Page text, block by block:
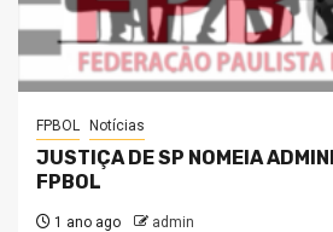
FPBOL Notícias
JUSTIÇA DE SP NOMEIA
FPBOL
1 ano ago admin